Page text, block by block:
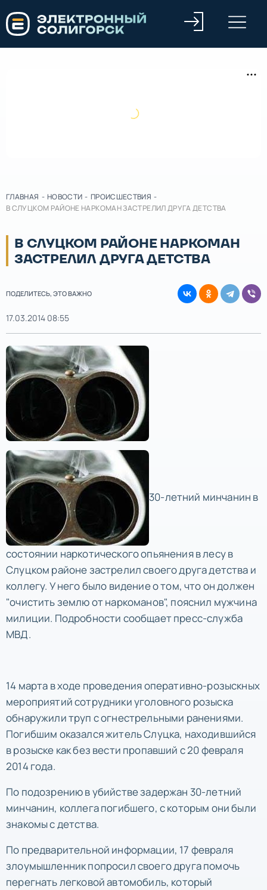
ГЛАВНАЯ - НОВОСТИ - ПРОИСШЕСТВИЯ -
В СЛУЦКОМ РАЙОНЕ НАРКОМАН ЗАСТРЕЛИЛ ДРУГА ДЕТСТВА
В СЛУЦКОМ РАЙОНЕ НАРКОМАН
ЗАСТРЕЛИЛ ДРУГА ДЕТСТВА
ПОДЕЛИТЕСЬ, ЭТО ВАЖНО
17.03.2014 08:55
30-летний минчанин в
состоянии наркотического опьянения в лесу в
Слуцком районе застрелил своего друга детства и
коллегу. У него было видение о том, что он должен
"очистить землю от наркоманов", пояснил мужчина
милиции. Подробности сообщает пресс-служба
МВД.
14 марта в ходе проведения оперативно-розыскных
мероприятий сотрудники уголовного розыска
обнаружили труп с огнестрельными ранениями.
Погибшим оказался житель Слуцка, находившийся
в розыске как без вести пропавший с 20 февраля
2014 года.
По подозрению в убийстве задержан 30-летний
минчанин, коллега погибшего, с которым они были
знакомы с детства.
По предварительной информации, 17 февраля
злоумышленник попросил своего друга помочь
перегнать легковой автомобиль, который